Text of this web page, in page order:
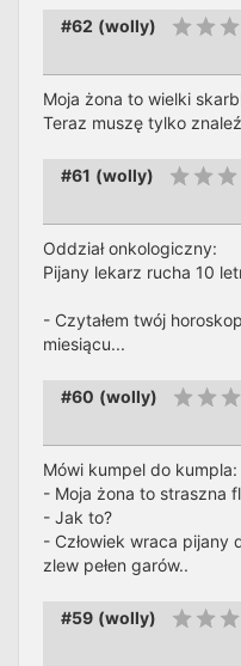
#62 (wolly)
Moja żona to wielki
Teraz muszę tylko
#61 (wolly)
Oddział onkologiczny:
Pijany lekarz rucha 10
- Czytałem twój
miesiącu...
#60 (wolly)
Mówi kumpel do kumpla:
- Moja żona to straszna
- Jak to?
- Człowiek wraca pijany
zlew pełen garów..
#59 (wolly)